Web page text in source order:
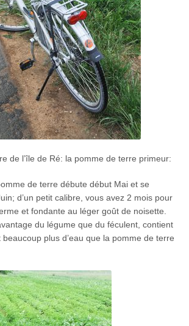
de l’île de Ré: la pomme de terre primeur:
de terre débute début Mai et se
d’un petit calibre, vous avez 2 mois pour
et fondante au léger goût de noisette.
du légume que du féculent, contient
beaucoup plus d’eau que la pomme de terre